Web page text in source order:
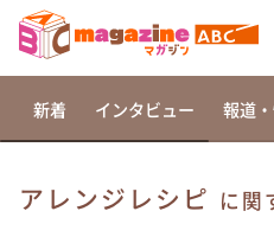
新着 インタビュー 報道
アレンジレシピ に関